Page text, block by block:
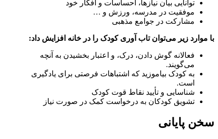
توانایی بیان نیازها، احساسات و افکار خود
موفقیت در مدرسه، ورزش و …
مشارکت در جوامع مذهبی
با موارد زیر می‌توان تاب آوری کودک را در خانه افزایش داد:
فعالانه گوش دادن، درک، و اعتبار بخشیدن به آنچه
می‌گویند.
به کودک بیاموزید که اشتباهات فرصتی برای یادگیری
است.
شناسایی و تأیید نقاط قوت کودک
تشویق کودکان به درخواست کمک در صورت نیاز
سخن پایانی